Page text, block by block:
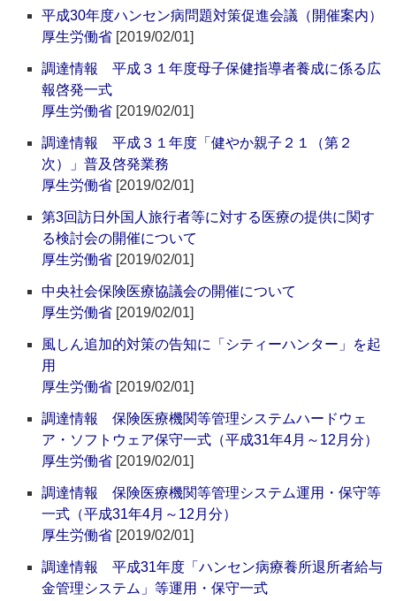
平成30年度ハンセン病問題対策促進会議（開催案内）
厚生労働省 [2019/02/01]
調達情報 平成３１年度母子保健指導者養成に係る広
報啓発一式
厚生労働省 [2019/02/01]
調達情報 平成３１年度「健やか親子２１（第２
次）」普及啓発業務
厚生労働省 [2019/02/01]
第3回訪日外国人旅行者等に対する医療の提供に関す
る検討会の開催について
厚生労働省 [2019/02/01]
中央社会保険医療協議会の開催について
厚生労働省 [2019/02/01]
風しん追加的対策の告知に「シティーハンター」を起
用
厚生労働省 [2019/02/01]
調達情報 保険医療機関等管理システムハードウェ
ア・ソフトウェア保守一式（平成31年4月～12月分）
厚生労働省 [2019/02/01]
調達情報 保険医療機関等管理システム運用・保守等
一式（平成31年4月～12月分）
厚生労働省 [2019/02/01]
調達情報 平成31年度「ハンセン病療養所退所者給与
金管理システム」等運用・保守一式